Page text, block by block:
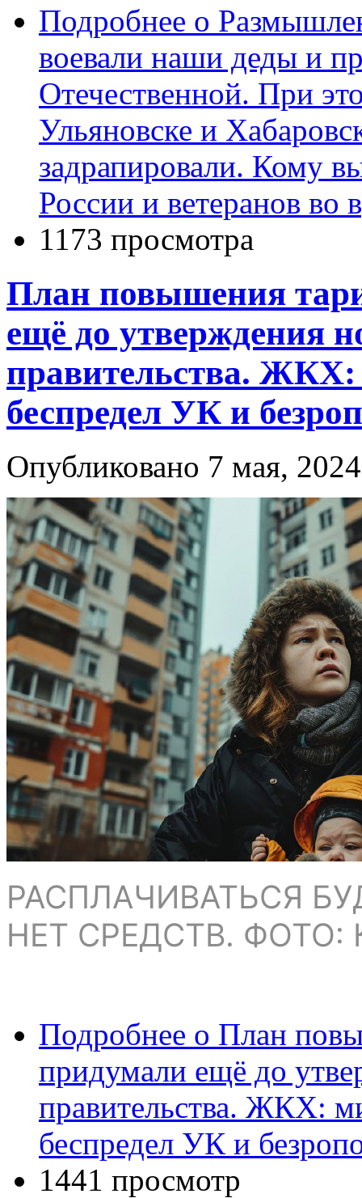
Подробнее о
воевали наши деды и
Отечественной. При
Ульяновске и
задрапировали. Кому
России и ветеранов
1173 просмотра
План повышения
ещё до утверждения
правительства.
беспредел УК и
Опубликовано 7 мая,
РАСПЛАЧИВАТЬСЯ
НЕТ СРЕДСТВ.
Подробнее о План
придумали ещё до
правительства. ЖКХ:
беспредел УК и
1441 просмотр